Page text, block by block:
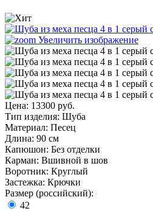
Увеличить изображение
Цена: 13300 руб.
Тип изделия: Шуба
Материал: Песец
Длина: 90 см
Капюшон: Без отделки
Карман: Вшивной в шов
Воротник: Круглый
Застежка: Крючки
Размер (российский):
42